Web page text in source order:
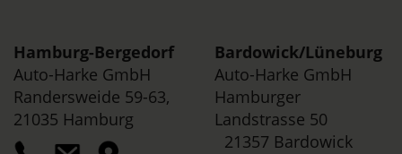
Hamburg-Bergedorf
Auto-Harke GmbH
Randersweide 59-63,
21035 Hamburg
Bardowick/Lüneburg
Auto-Harke GmbH
Hamburger
Landstrasse 50
21357 Bardowick